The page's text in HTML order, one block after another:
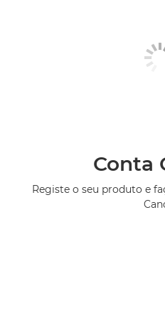
Conta
Registe o seu produto e